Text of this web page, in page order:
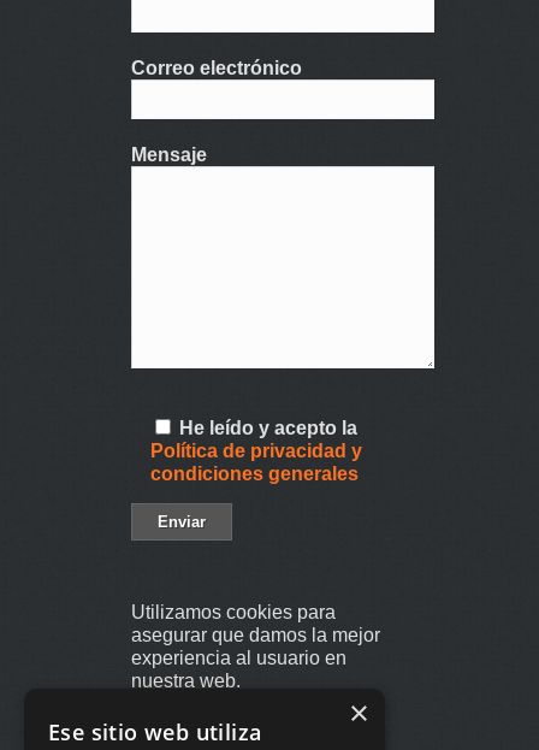
Correo electrónico
Mensaje
He leído y acepto la
Política de privacidad y
condiciones generales
Utilizamos cookies para
asegurar que damos la mejor
experiencia al usuario en
nuestra web.
Si sigues utilizando este sitio
asumiremos que estás de
×
Ese sitio web utiliza